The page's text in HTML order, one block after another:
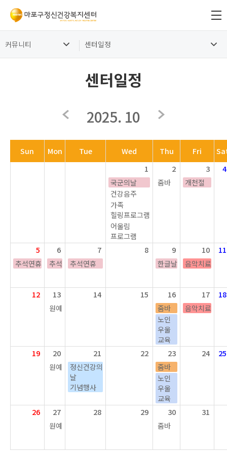
커뮤니티 센터일정
센터일정
2025. 10
Sun Mon Tue Wed Thu Fri
1
국군의날
건강음주
가족
힐링프로그램
어울림
프로그램
2
줌바
3
개천절
4
5
추석연휴
6
추석
7
추석연휴
8 9
한글날
10
음악치료
11
12 13
원예
14 15 16
줌바
노인
우울
교육
17
음악치료
18
19 20
원예
21
정신건강의
날
기념행사
22 23
줌바
노인
우울
교육
24 25
26 27
원예
28 29 30
줌바
31